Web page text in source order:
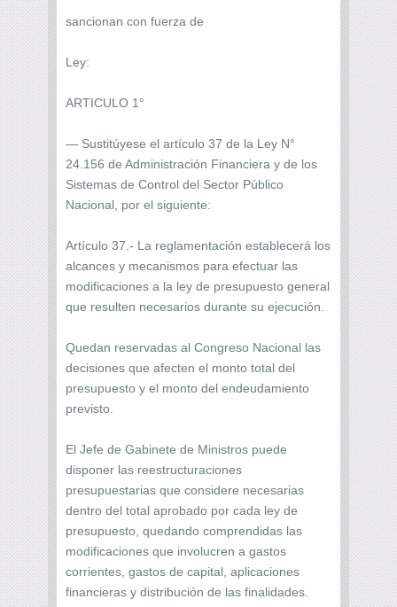
sancionan con fuerza de
Ley:
ARTICULO 1°
— Sustitúyese el artículo 37 de la Ley N°
24.156 de Administración Financiera y de los
Sistemas de Control del Sector Público
Nacional, por el siguiente:
Artículo 37.- La reglamentación establecerá los
alcances y mecanismos para efectuar las
modificaciones a la ley de presupuesto general
que resulten necesarios durante su ejecución.
Quedan reservadas al Congreso Nacional las
decisiones que afecten el monto total del
presupuesto y el monto del endeudamiento
previsto.
El Jefe de Gabinete de Ministros puede
disponer las reestructuraciones
presupuestarias que considere necesarias
dentro del total aprobado por cada ley de
presupuesto, quedando comprendidas las
modificaciones que involucren a gastos
corrientes, gastos de capital, aplicaciones
financieras y distribución de las finalidades.